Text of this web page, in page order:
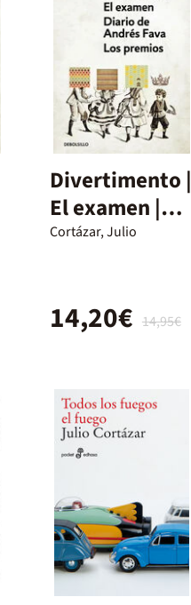
Divertimento |
El examen |
Diario de
Cortázar, Julio
14,95€
14,20€